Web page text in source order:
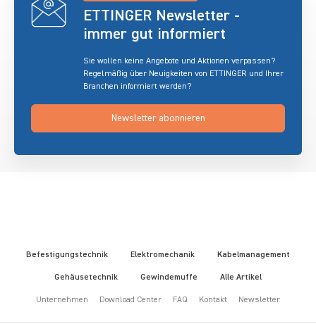
ETTINGER Newsletter -
immer gut informiert
Sie wollen keine Angebote und Aktionen verpassen?
Regelmäßig über Neuigkeiten von ETTINGER und Ihrer
Branchen informiert werden?
Newsletter abonnieren
Befestigungstechnik Elektromechanik Kabelmanagement
Gehäusetechnik Gewindemuffe Alle Artikel
Unternehmen Download Center FAQ Kontakt Newsletter